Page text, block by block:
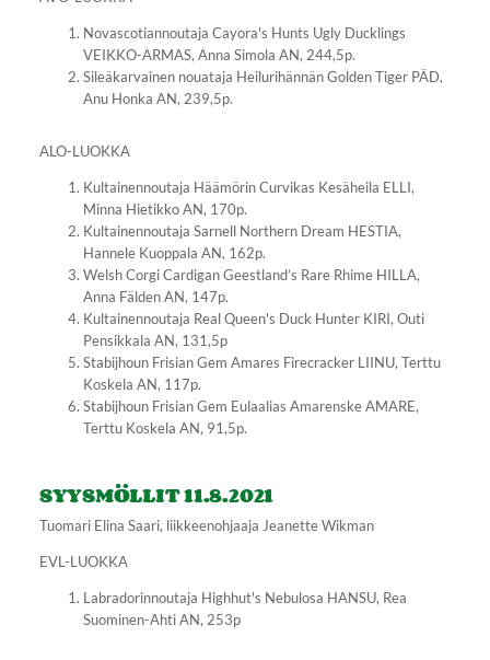
Novascotiannoutaja Cayora's Hunts Ugly Ducklings
VEIKKO-ARMAS, Anna Simola AN, 244,5p.
Sileäkarvainen nouataja Heilurihännän Golden Tiger PÄD,
Anu Honka AN, 239,5p.
ALO-LUOKKA
Kultainennoutaja Häämörin Curvikas Kesäheila ELLI,
Minna Hietikko AN, 170p.
Kultainennoutaja Sarnell Northern Dream HESTIA,
Hannele Kuoppala AN, 162p.
Welsh Corgi Cardigan Geestland’s Rare Rhime HILLA,
Anna Fälden AN, 147p.
Kultainennoutaja Real Queen's Duck Hunter KIRI, Outi
Pensikkala AN, 131,5p
Stabijhoun Frisian Gem Amares Firecracker LIINU, Terttu
Koskela AN, 117p.
Stabijhoun Frisian Gem Eulaalias Amarenske AMARE,
Terttu Koskela AN, 91,5p.
SYYSMÖLLIT 11.8.2021
Tuomari Elina Saari, liikkeenohjaaja Jeanette Wikman
EVL-LUOKKA
Labradorinnoutaja Highhut's Nebulosa HANSU, Rea
Suominen-Ahti AN, 253p